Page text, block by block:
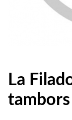
La
tambors